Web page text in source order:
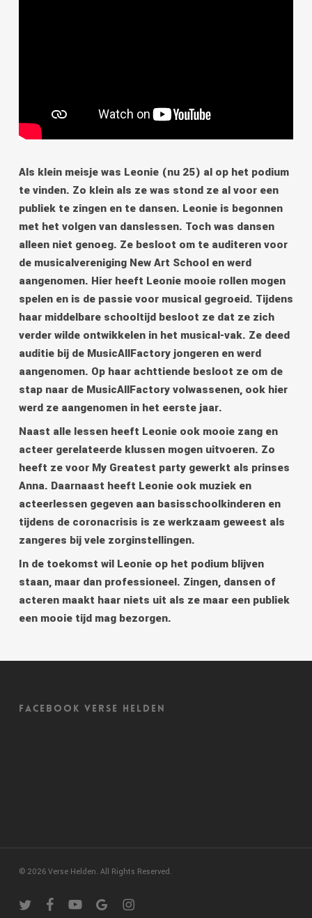
Als klein meisje was Leonie (nu 25) al op het podium
te vinden. Zo klein als ze was stond ze al voor een
publiek te zingen en te dansen. Leonie is begonnen
met het volgen van danslessen. Toch was dansen
alleen niet genoeg. Ze besloot om te auditeren voor
de musicalvereniging New Art School en werd
aangenomen. Hier heeft Leonie mooie rollen mogen
spelen en is de passie voor musical gegroeid. Tijdens
haar middelbare schooltijd besloot ze dat ze zich
verder wilde ontwikkelen in het musical-vak. Ze deed
auditie bij de MusicAllFactory jongeren en werd
aangenomen. Op haar achttiende besloot ze om de
stap naar de MusicAllFactory volwassenen, ook hier
werd ze aangenomen in het eerste jaar.
Naast alle lessen heeft Leonie ook mooie zang en
acteer gerelateerde klussen mogen uitvoeren. Zo
heeft ze voor My Greatest party gewerkt als prinses
Anna. Daarnaast heeft Leonie ook muziek en
acteerlessen gegeven aan basisschoolkinderen en
tijdens de coronacrisis is ze werkzaam geweest als
zangeres bij vele zorginstellingen.
In de toekomst wil Leonie op het podium blijven
staan, maar dan professioneel. Zingen, dansen of
acteren maakt haar niets uit als ze maar een publiek
een mooie tijd mag bezorgen.
Facebook Verse Helden
© 2026 Verse Helden. All Rights Reserved.
twitter facebookyoutube google- instagram